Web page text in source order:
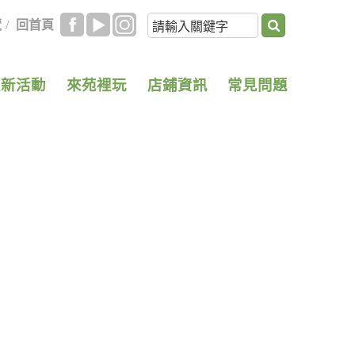
/ 回首頁
活動 來苑裡玩 店鋪資訊 常見問題